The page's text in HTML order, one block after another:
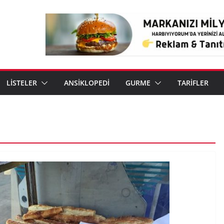
LİSTELER ANSİKLOPEDİ GURME TARİFLER